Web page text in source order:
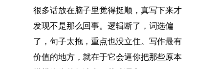
很多话放在脑子里觉得挺顺，真写下来才
发现不是那么回事。逻辑断了，词选偏
了，句子太拖，重点也没立住。写作最有
价值的地方，就在于它会逼你把那些原本